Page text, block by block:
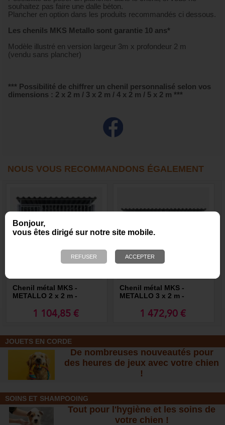
Bonjour,
vous êtes dirigé sur notre site mobile.
souhaitez pas faire une dalle béton.
Plancher en option dans les produits recommandés ci dessous.
Les chenils MKS Metallo sont garantie 10 ans*
Modèle illustré en version largeur 3m x profondeur 2 m
(vendu sans plancher)
*** Possibilité de chiffrer un chenil personnalisé selon vos
dimensions : 2 x 2 m / 3 x 2 m / 4 x 2 m / 5 x 2 m ***
NOUS VOUS RECOMMANDONS ÉGALEMENT
Chenil métal MKS -
METALLO 2 x 2 m -
1 104,85 €
Chenil métal MKS -
METALLO 3 x 2 m -
1 472,90 €
JOUETS EN CORDE
De nombreuses nouveautés pour
des heures de jeux avec votre chien
!
SOINS ET SHAMPOOING
Tout pour l'hygiène et les soins de
votre chien !